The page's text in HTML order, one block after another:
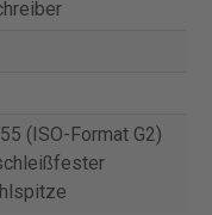
(ISO-Format G2)